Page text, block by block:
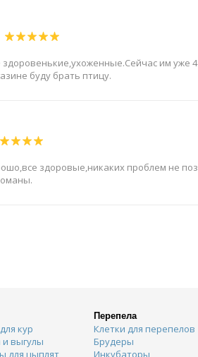
им уже
буду брать птицу.
здоровые,никаких проблем не
кур
выгулы
для цыплят
Перепела
Клетки для перепелов
Брудеры
Инкубаторы